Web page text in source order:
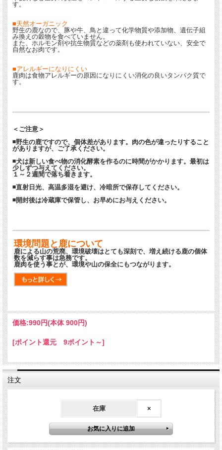
す。
■天然オーガニック
野生の鹿なので、豚や牛、鳥と違って化学物質や添加物、遺伝子組
み換えの穀物を食べていません。
また、ホルモン剤や抗生物質などの薬剤も使われていない、安全で
自然なお肉です。
■アレルギーになりにくい
鹿肉は食物アレルギーの原因になりにくい消化の良いタンパク質で
す。
＜ご注意＞
◾野生の鹿ですので、個体差があります。肉の色が違ったりすること
がありますが、ご了承ください。
◾犬は新しい食べ物の消化酵素を作るのに時間がかかります。最初は
少しずつ与えてください。
１～２週間で落ち着きます。
◾直射日光、高温多湿を避け、冷暗所で保存してください。
◾開封後は冷蔵庫で保管し、お早めにお与えください。
環境問題と鹿について
鹿による山の荒廃、環境破壊はとても深刻で、増え続ける鹿の個体
数を減らす事は急務です。
鹿肉を使う事とが、環境や山の保全にもつながります。
価格:990円(本体 900円)
[ポイント還元 9ポイント～]
注文
在庫 ×